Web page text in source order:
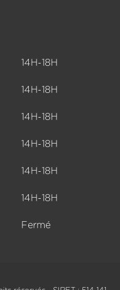
14H-18H
14H-18H
14H-18H
14H-18H
14H-18H
14H-18H
Fermé